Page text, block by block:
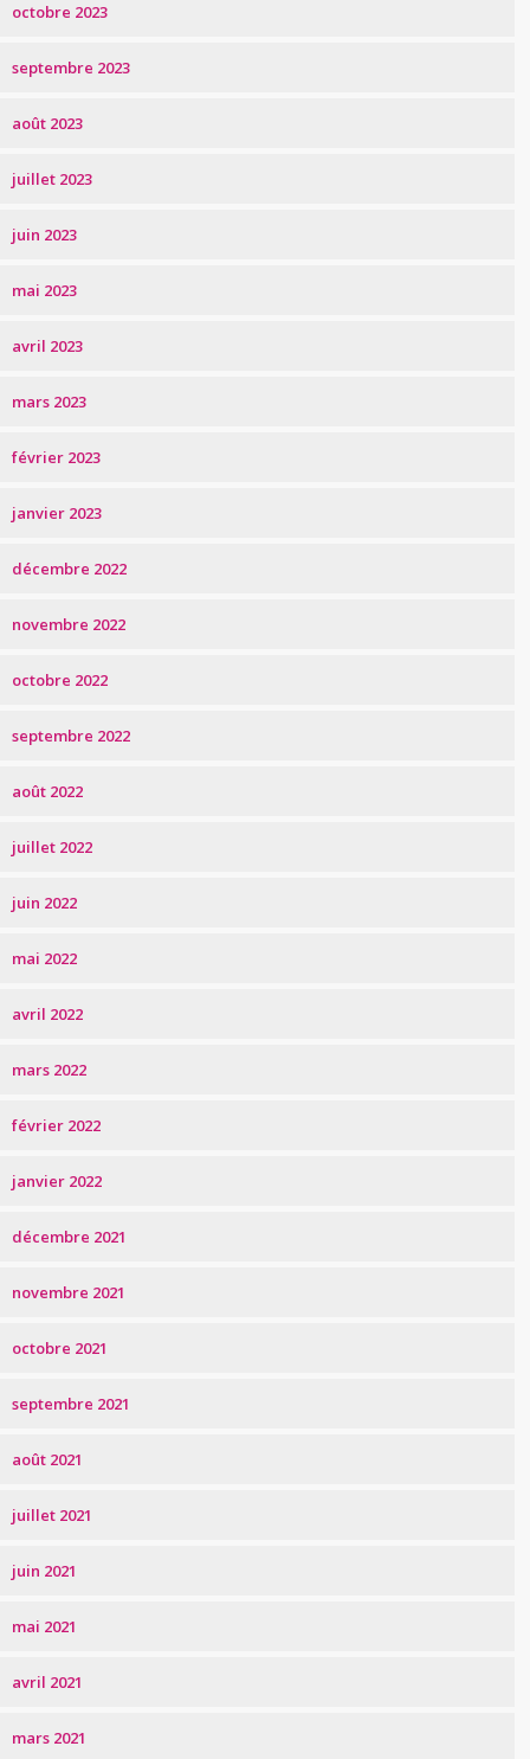
octobre 2023
septembre 2023
août 2023
juillet 2023
juin 2023
mai 2023
avril 2023
mars 2023
février 2023
janvier 2023
décembre 2022
novembre 2022
octobre 2022
septembre 2022
août 2022
juillet 2022
juin 2022
mai 2022
avril 2022
mars 2022
février 2022
janvier 2022
décembre 2021
novembre 2021
octobre 2021
septembre 2021
août 2021
juillet 2021
juin 2021
mai 2021
avril 2021
mars 2021